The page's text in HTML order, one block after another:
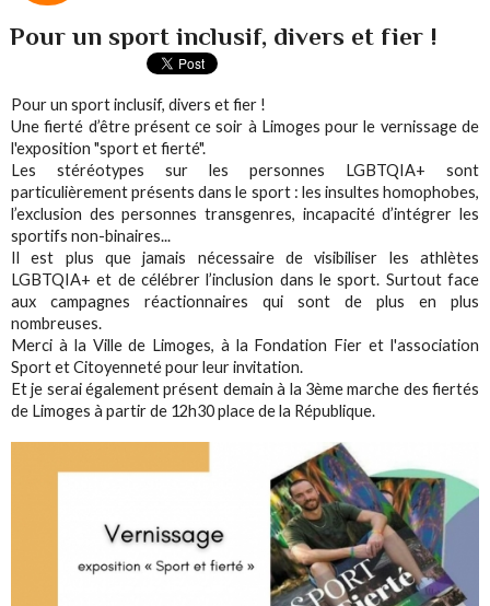
Pour un sport inclusif, divers et fier !
Pour un sport inclusif, divers et fier !
Une fierté d’être présent ce soir à Limoges pour le vernissage de
l'exposition "sport et fierté".
Les stéréotypes sur les personnes LGBTQIA+ sont
particulièrement présents dans le sport : les insultes homophobes,
l’exclusion des personnes transgenres, incapacité d’intégrer les
sportifs non-binaires...
Il est plus que jamais nécessaire de visibiliser les athlètes
LGBTQIA+ et de célébrer l’inclusion dans le sport. Surtout face
aux campagnes réactionnaires qui sont de plus en plus
nombreuses.
Merci à la Ville de Limoges, à la Fondation Fier et l'association
Sport et Citoyenneté pour leur invitation.
Et je serai également présent demain à la 3ème marche des fiertés
de Limoges à partir de 12h30 place de la République.